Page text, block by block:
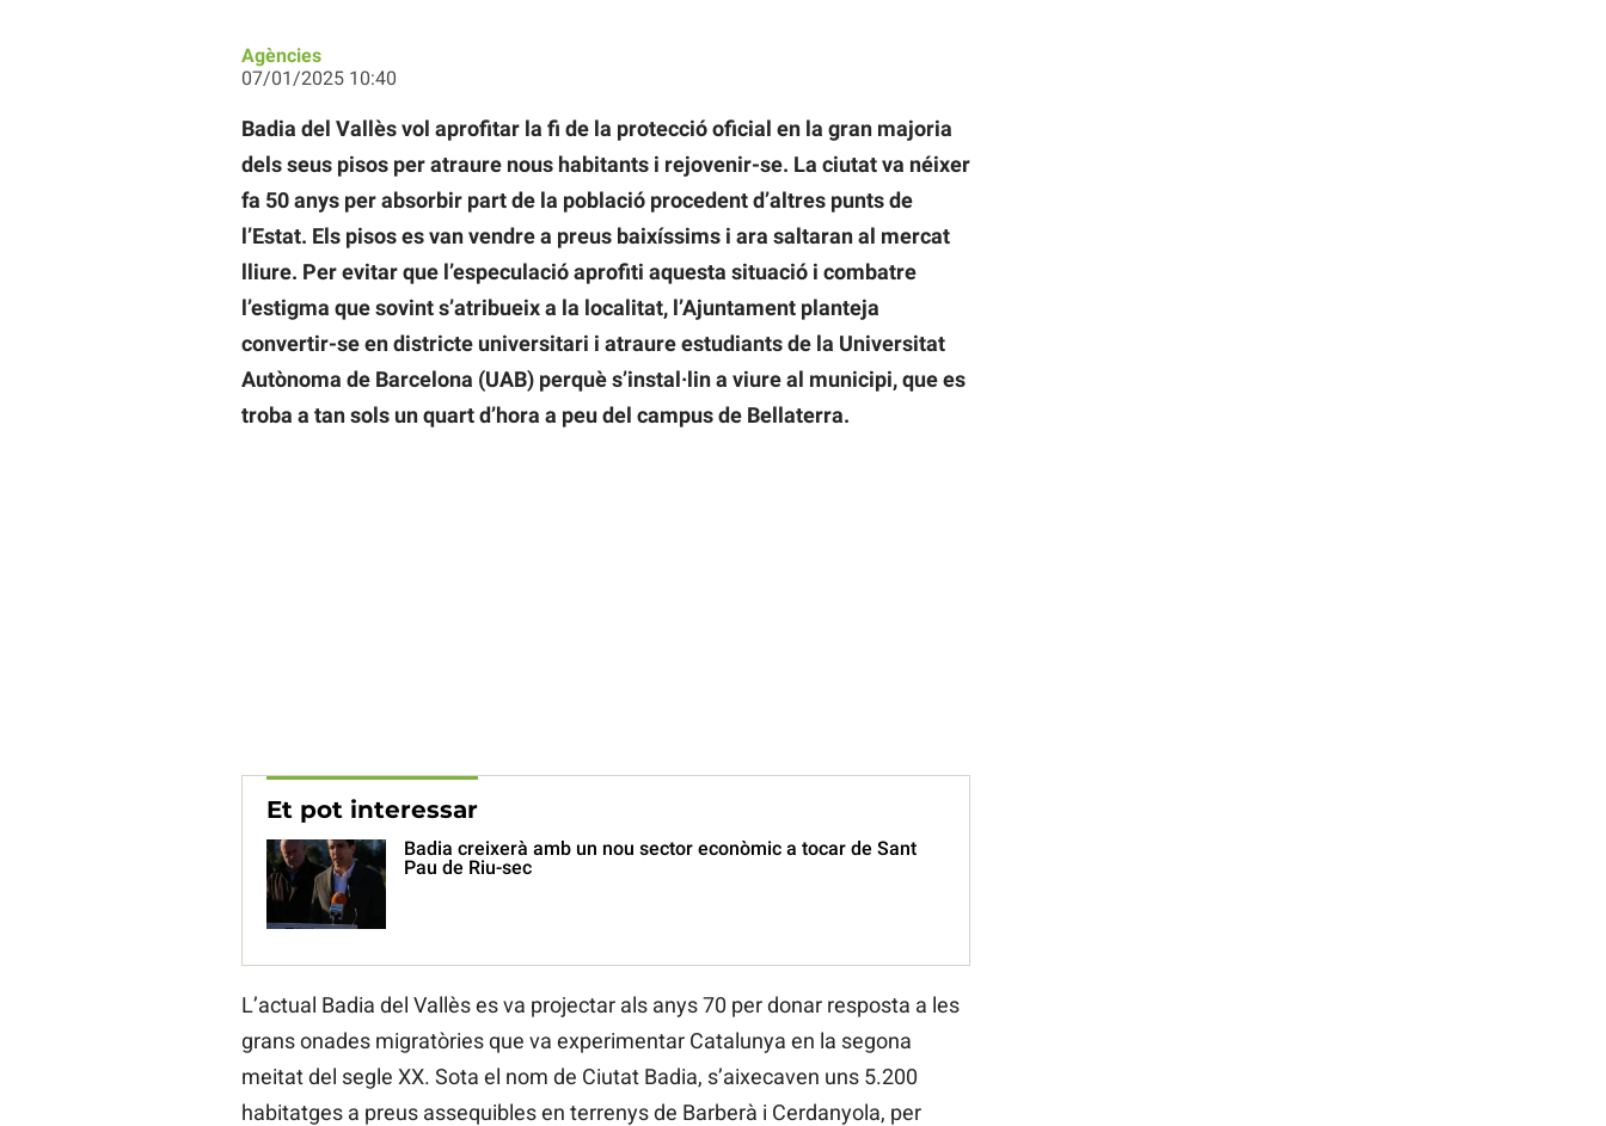
Agències
07/01/2025 10:40
Badia del Vallès vol aprofitar la fi de la protecció oficial en la gran majoria
dels seus pisos per atraure nous habitants i rejovenir-se. La ciutat va néixer
fa 50 anys per absorbir part de la població procedent d’altres punts de
l’Estat. Els pisos es van vendre a preus baixíssims i ara saltaran al mercat
lliure. Per evitar que l’especulació aprofiti aquesta situació i combatre
l’estigma que sovint s’atribueix a la localitat, l’Ajuntament planteja
convertir-se en districte universitari i atraure estudiants de la Universitat
Autònoma de Barcelona (UAB) perquè s’instal·lin a viure al municipi, que es
troba a tan sols un quart d’hora a peu del campus de Bellaterra.
Et pot interessar
Badia creixerà amb un nou sector econòmic a tocar de Sant
Pau de Riu-sec
L’actual Badia del Vallès es va projectar als anys 70 per donar resposta a les
grans onades migratòries que va experimentar Catalunya en la segona
meitat del segle XX. Sota el nom de Ciutat Badia, s’aixecaven uns 5.200
habitatges a preus assequibles en terrenys de Barberà i Cerdanyola, per